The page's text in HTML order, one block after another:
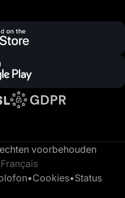
voorbehouden
Français
•Cookies•Status